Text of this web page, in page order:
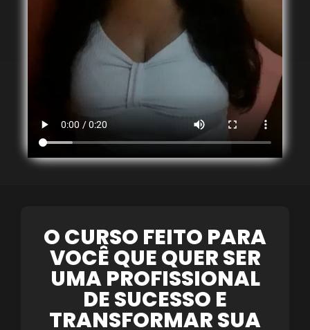
O CURSO FEITO PARA
VOCÊ QUE QUER SER
UMA PROFISSIONAL
DE SUCESSO E
TRANSFORMAR SUA